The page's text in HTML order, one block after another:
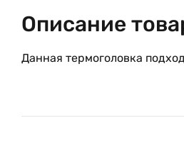
Описание
Данная термоголовка